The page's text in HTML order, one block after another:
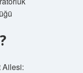
Ailesi: